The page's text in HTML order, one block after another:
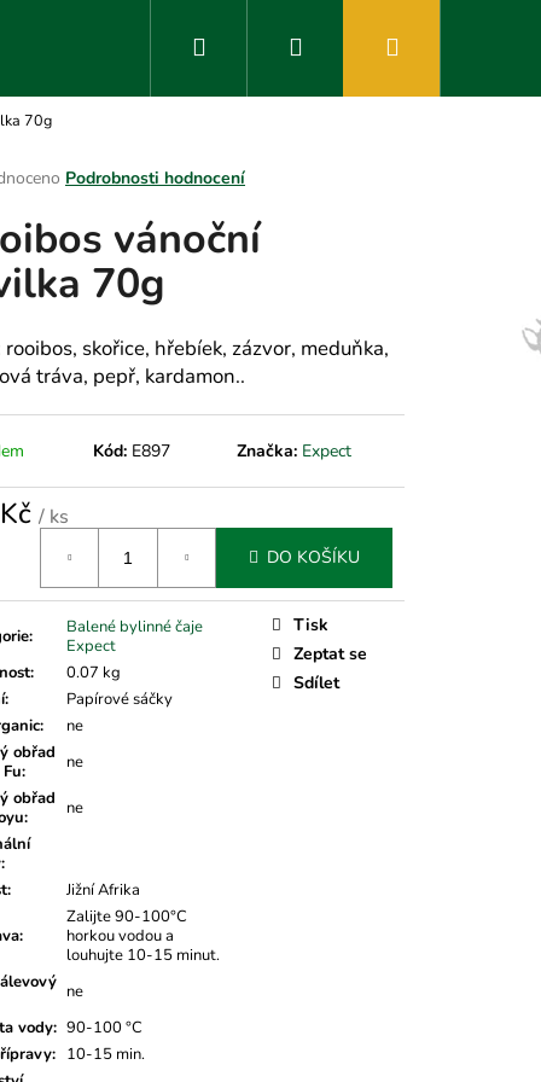
Hledat Přihlášení
70g
Podrobnosti hodnocení
vánoční
70g
rooibos, skořice, hřebíek, zázvor, meduňka,
tráva, pepř, kardamon..
Kód: E897 Značka: Expect
/ ks
DO KOŠÍKU
:
Balené bylinné čaje
Expect
:
0.07 kg
:
Papírové sáčky
:
ne
obřad
:
ne
obřad
:
ne
:
: Jižní Afrika
:
Zalijte 90-100°C
horkou vodou a
louhujte 10-15 minut.
ne
vody: 90-100 °C
: 10-15 min.
Tisk
Zeptat se
Sdílet